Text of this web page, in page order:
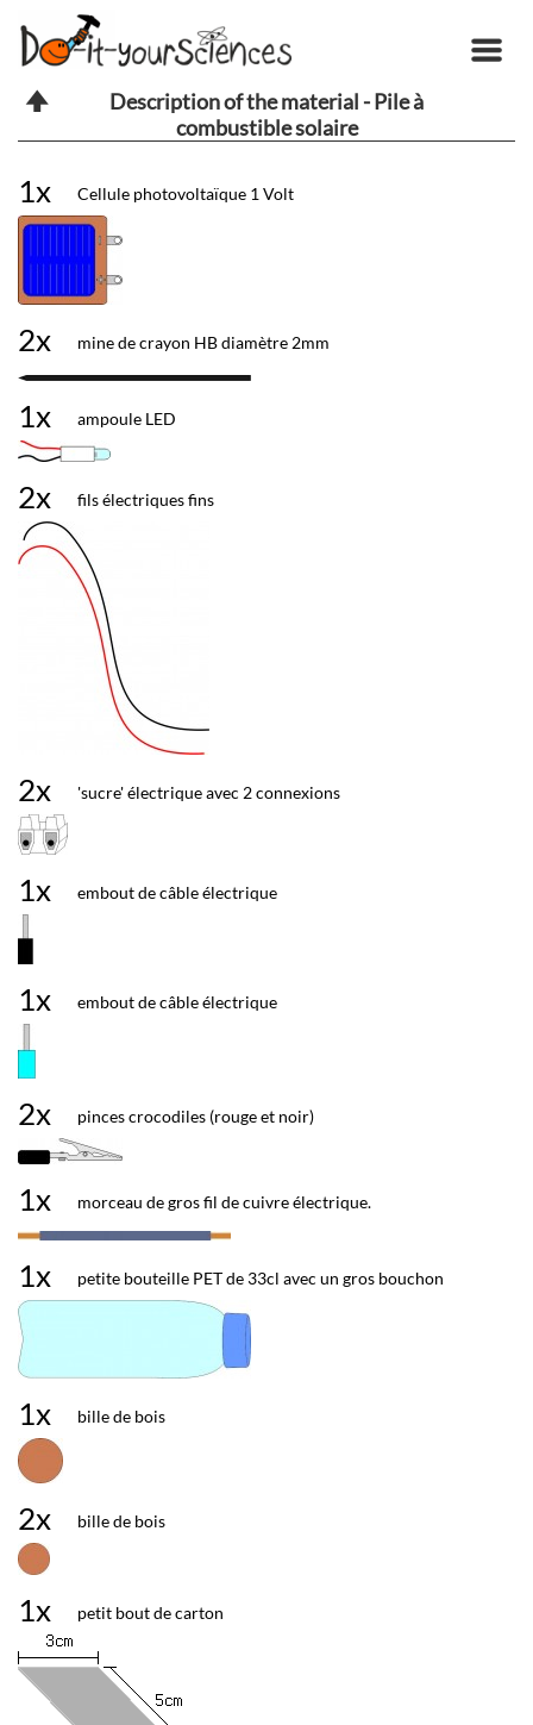
Description of the material - Pile à
combustible solaire
1x Cellule photovoltaïque 1 Volt
2x mine de crayon HB diamètre 2mm
1x ampoule LED
2x fils électriques fins
2x 'sucre' électrique avec 2 connexions
1x embout de câble électrique
1x embout de câble électrique
2x pinces crocodiles (rouge et noir)
1x morceau de gros fil de cuivre électrique.
1x petite bouteille PET de 33cl avec un gros bouchon
1x bille de bois
2x bille de bois
1x petit bout de carton